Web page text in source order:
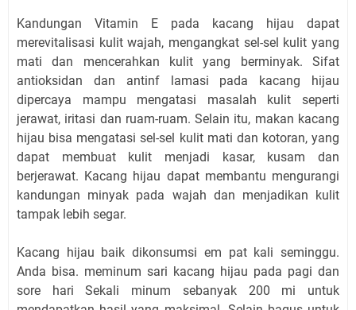
Kandungan Vitamin E pada kacang hijau dapat
merevitalisasi kulit wajah, mengangkat sel-sel kulit yang
mati dan mencerahkan kulit yang berminyak. Sifat
antioksidan dan antinf lamasi pada kacang hijau
dipercaya mampu mengatasi masalah kulit seperti
jerawat, iritasi dan ruam-ruam. Selain itu, makan kacang
hijau bisa mengatasi sel-sel kulit mati dan kotoran, yang
dapat membuat kulit menjadi kasar, kusam dan
berjerawat. Kacang hijau dapat membantu mengurangi
kandungan minyak pada wajah dan menjadikan kulit
tampak lebih segar.
Kacang hijau baik dikonsumsi em pat kali seminggu.
Anda bisa. meminum sari kacang hijau pada pagi dan
sore hari Sekali minum sebanyak 200 mi untuk